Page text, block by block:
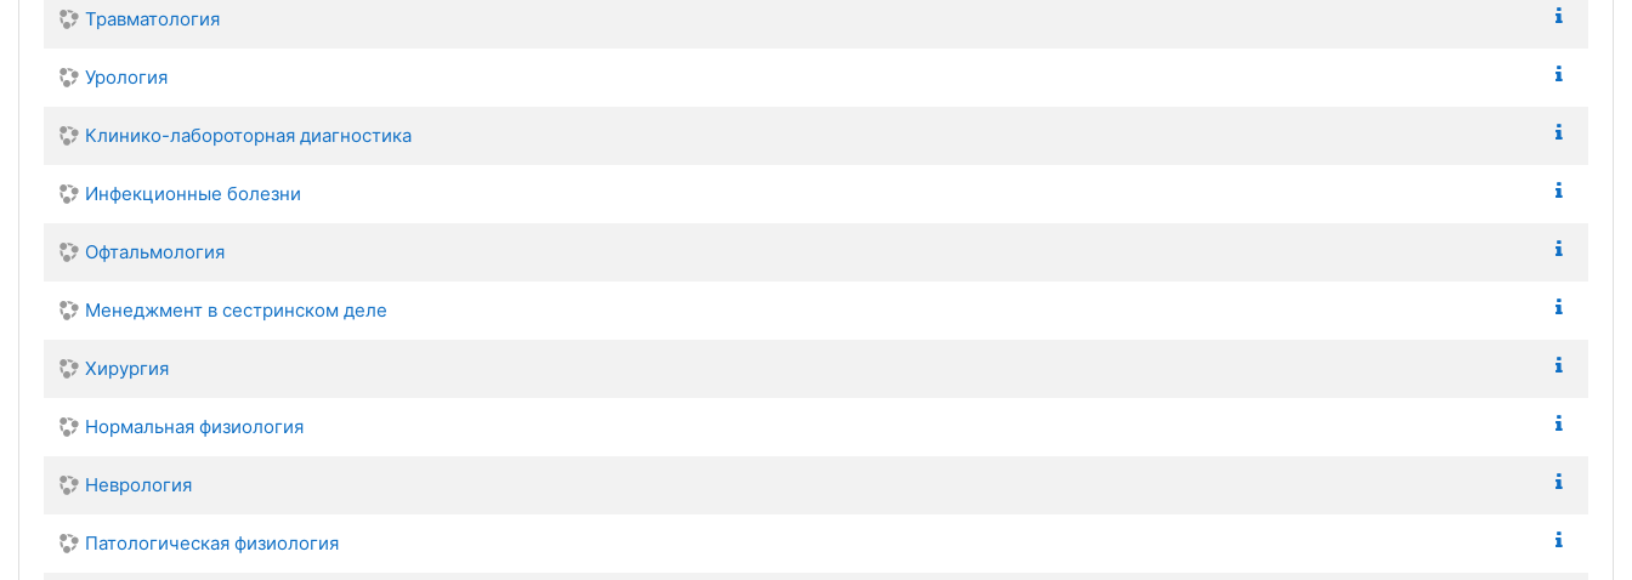
Травматология
Урология
Клинико-лабороторная диагностика
Инфекционные болезни
Офтальмология
Менеджмент в сестринском деле
Хирургия
Нормальная физиология
Неврология
Патологическая физиология